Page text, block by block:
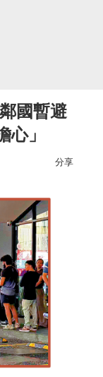
國暫避
心」
分享